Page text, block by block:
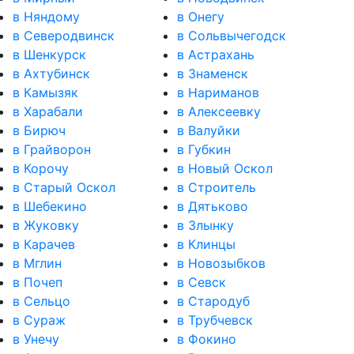
в Няндому
в Онегу
в Северодвинск
в Сольвычегодск
в Шенкурск
в Астрахань
в Ахтубинск
в Знаменск
в Камызяк
в Нариманов
в Харабали
в Алексеевку
в Бирюч
в Валуйки
в Грайворон
в Губкин
в Корочу
в Новый Оскол
в Старый Оскол
в Строитель
в Шебекино
в Дятьково
в Жуковку
в Злынку
в Карачев
в Клинцы
в Мглин
в Новозыбков
в Почеп
в Севск
в Сельцо
в Стародуб
в Сураж
в Трубчевск
в Унечу
в Фокино